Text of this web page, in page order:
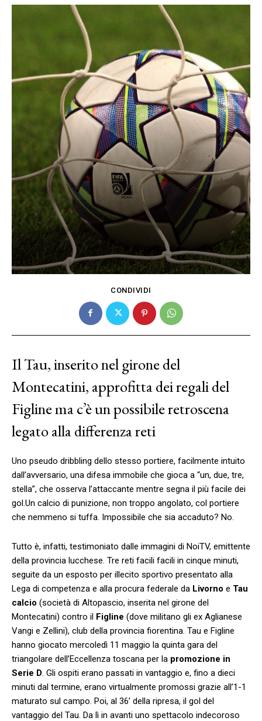
CONDIVIDI
Il Tau, inserito nel girone del
Montecatini, approfitta dei regali del
Figline ma c’è un possibile retroscena
legato alla differenza reti
Uno pseudo dribbling dello stesso portiere, facilmente intuito
dall’avversario, una difesa immobile che gioca a “un, due, tre,
stella”, che osserva l’attaccante mentre segna il più facile dei
gol.Un calcio di punizione, non troppo angolato, col portiere
che nemmeno si tuffa. Impossibile che sia accaduto? No.
Tutto è, infatti, testimoniato dalle immagini di NoiTV, emittente
della provincia lucchese. Tre reti facili facili in cinque minuti,
seguite da un esposto per illecito sportivo presentato alla
Lega di competenza e alla procura federale da Livorno e Tau
calcio (società di Altopascio, inserita nel girone del
Montecatini) contro il Figline (dove militano gli ex Aglianese
Vangi e Zellini), club della provincia fiorentina. Tau e Figline
hanno giocato mercoledì 11 maggio la quinta gara del
triangolare dell’Eccellenza toscana per la promozione in
Serie D. Gli ospiti erano passati in vantaggio e, fino a dieci
minuti dal termine, erano virtualmente promossi grazie all’1-1
maturato sul campo. Poi, al 36’ della ripresa, il gol del
vantaggio del Tau. Da lì in avanti uno spettacolo indecoroso